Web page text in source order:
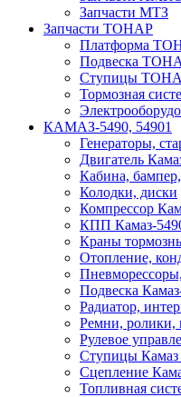
Запчасти МТЗ
Запчасти ТОНАР
Платформа
Подвеска
Ступицы
Тормозная
КАМАЗ-5490, 54901
Генераторы,
Двигатель
Кабина,
Колодки, диски
Компрессор
КПП Камаз-
Краны
Отопление,
Подвеска
Радиатор,
Ремни, ролики,
Рулевое
Ступицы Камаз
Сцепление
Топливная